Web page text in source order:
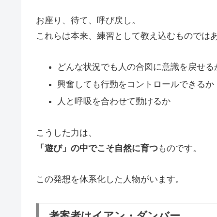
お座り、待て、呼び戻し。
これらは本来、練習として教え込むものでは
どんな状況でも人の合図に意識を戻せる
興奮しても行動をコントロールできるか
人と呼吸を合わせて動けるか
こうした力は、
「遊び」の中でこそ自然に育つものです。
この発想を体系化した人物がいます。